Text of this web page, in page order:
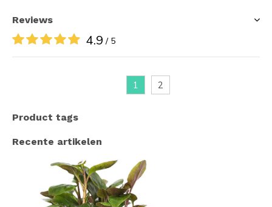
Reviews
4.9 / 5
1 2
Product tags
Recente artikelen